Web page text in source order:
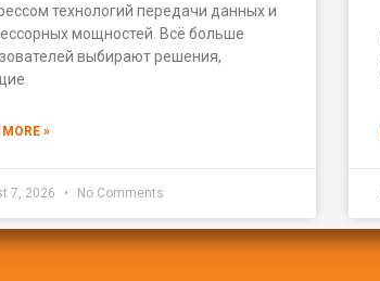
технологий передачи данных и
мощностей. Всё больше
выбирают решения,
»
7, 2026 No Comments